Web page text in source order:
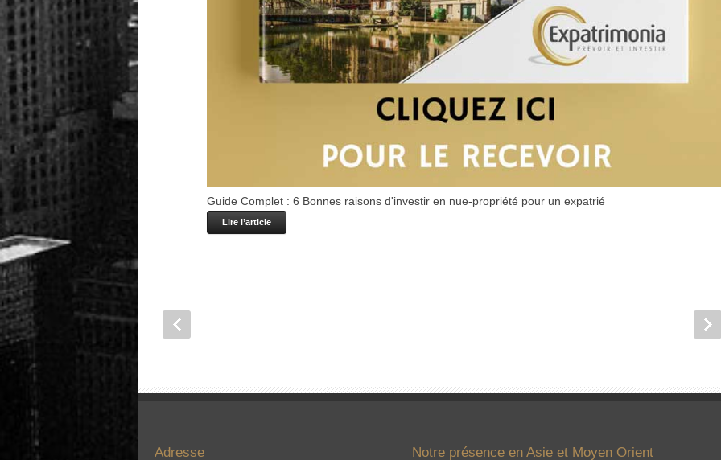
Guide Complet : 6 Bonnes raisons d'investir en nue-propriété pour un expatrié
Lire l’article
Adresse Notre présence en Asie et Moyen Orient